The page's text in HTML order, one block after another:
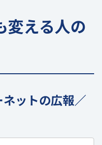
変える人の
ットの広報／